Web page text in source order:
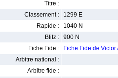
Titre :
Classement :
1299 E
Rapide :
1040 N
Blitz :
900 N
Fiche Fide :
Fiche Fide de Victor
Arbitre national :
Arbitre fide :